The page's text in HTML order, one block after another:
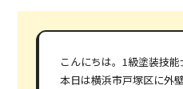
こんにちは。1級塗装技能
本日は横浜市戸塚区に外